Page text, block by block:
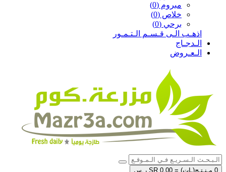
مبروم (0)
خلاص (0)
برحي (0)
اذهـب الـى قـسـم الـتـمـور
الـدجـاج
الـعـروض
0 مـنـتـج(ـات) = SR 0.00 ر.س